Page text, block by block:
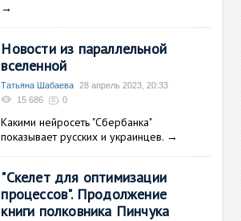
→
Новости из параллельной
вселенной
Татьяна Шабаева
28 апрель 2023, 20:33
15 686
0
Какими нейросеть "Сбербанка"
показывает русских и украинцев. →
"Скелет для оптимизации
процессов". Продолжение
книги полковника Пинчука